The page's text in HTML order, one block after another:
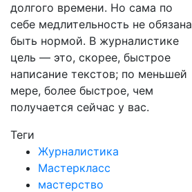
долгого времени. Но сама по
себе медлительность не обязана
быть нормой. В журналистике
цель — это, скорее, быстрое
написание текстов; по меньшей
мере, более быстрое, чем
получается сейчас у вас.
Теги
Журналистика
Мастеркласс
мастерство